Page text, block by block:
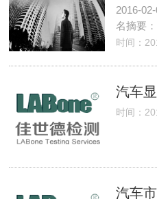
2016-
名摘要：
时间：
时间：